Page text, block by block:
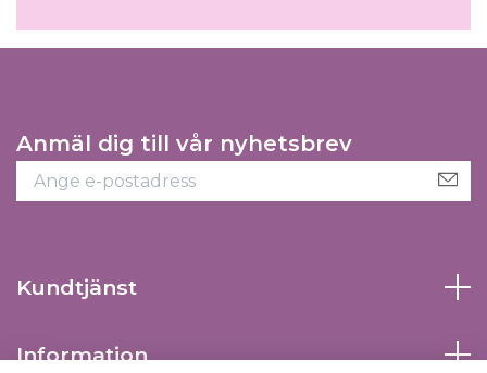
Anmäl dig till vår nyhetsbrev
Kundtjänst
Information